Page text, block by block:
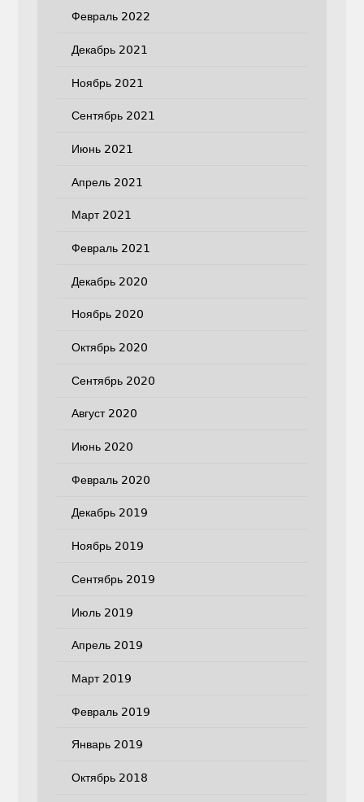
Февраль 2022
Декабрь 2021
Ноябрь 2021
Сентябрь 2021
Июнь 2021
Апрель 2021
Март 2021
Февраль 2021
Декабрь 2020
Ноябрь 2020
Октябрь 2020
Сентябрь 2020
Август 2020
Июнь 2020
Февраль 2020
Декабрь 2019
Ноябрь 2019
Сентябрь 2019
Июль 2019
Апрель 2019
Март 2019
Февраль 2019
Январь 2019
Октябрь 2018